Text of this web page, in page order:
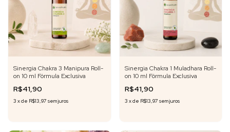
Sinergia Chakra 3 Manipura Roll-
on 10 ml Fórmula Exclusiva
R$41,90
3 xde R$13,97 sem juros
Sinergia Chakra 1 Muladhara Roll-
on 10 ml Fórmula Exclusiva
R$41,90
3 xde R$13,97 sem juros